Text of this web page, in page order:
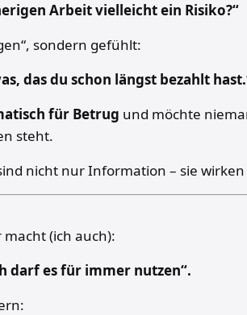
Arbeit vielleicht ein Risiko?“
sondern gefühlt:
das du schon längst bezahlt
für Betrug und möchte
steht.
nicht nur Information – sie
(ich auch):
darf es für immer nutzen“.